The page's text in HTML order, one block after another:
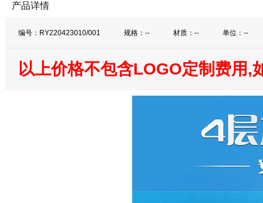
产品详情
编号：RY220423010/001 规格：-- 材质：-- 单位：--
以上价格不包含LOGO定制费用,